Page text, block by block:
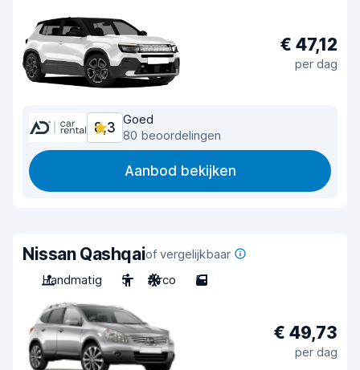
€ 47,12
per dag
8,3
Goed
80 beoordelingen
Aanbod bekijken
Nissan Qashqaiof vergelijkbaar
Handmatig
5 Airco 5
€ 49,73
per dag